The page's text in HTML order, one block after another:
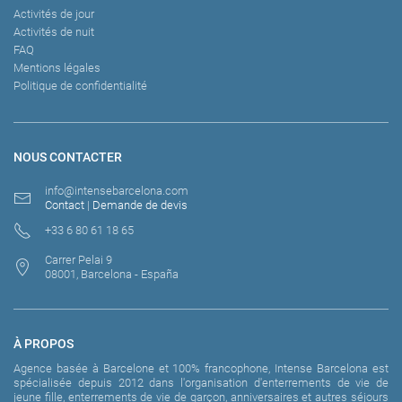
NOUS CONTACTER
info@intensebarcelona.com
Contact | Demande de devis
+33 6 80 61 18 65
Carrer Pelai 9
08001, Barcelona - España
Activités de jour
Activités de nuit
FAQ
Mentions légales
Politique de confidentialité
À PROPOS
Agence basée à Barcelone et 100% francophone, Intense Barcelona est
spécialisée depuis 2012 dans l'organisation d'enterrements de vie de
jeune fille, enterrements de vie de garçon, anniversaires et autres séjours